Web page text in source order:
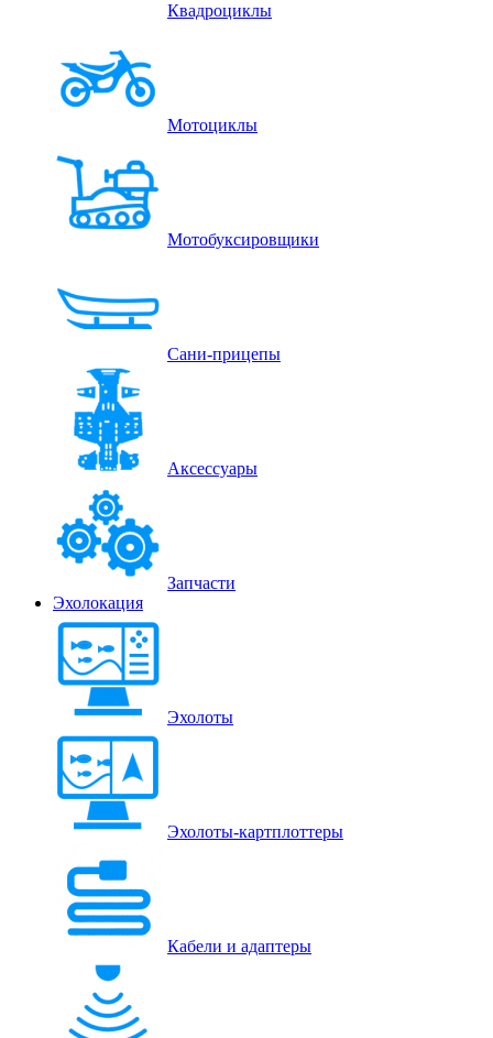
Квадроциклы
Мотоциклы
Мотобуксировщики
Сани-прицепы
Аксессуары
Запчасти
Эхолокация
Эхолоты
Эхолоты-картплоттеры
Кабели и адаптеры